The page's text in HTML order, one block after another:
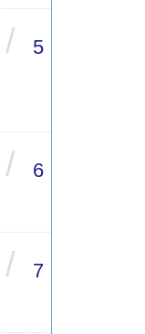
/ 5
/ 6
/ 7